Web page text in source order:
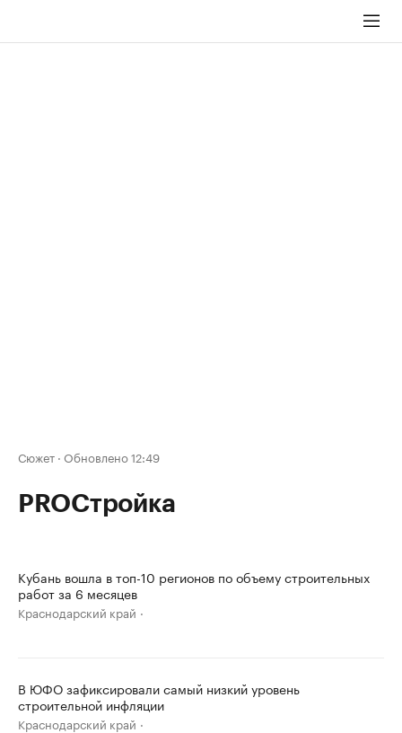
Сюжет · Обновлено 12:49
PROСтройка
Кубань вошла в топ-10 регионов по объему строительных
работ за 6 месяцев
Краснодарский край
В ЮФО зафиксировали самый низкий уровень
строительной инфляции
Краснодарский край